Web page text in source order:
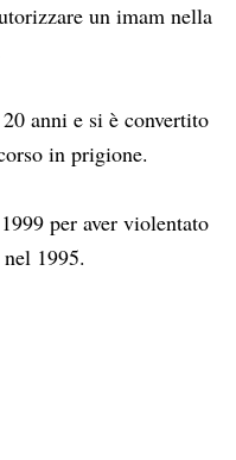
un imam nella
anni e si è convertito
in prigione.
per aver violentato
1995.